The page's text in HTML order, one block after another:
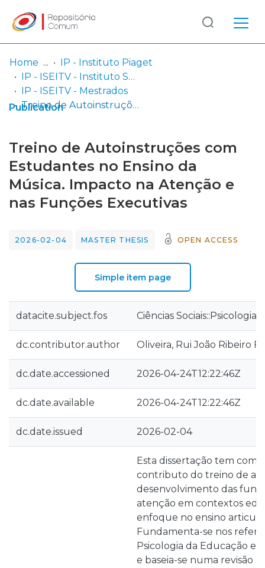
Communities
& Collections
Statistics
Log
In
(current)
Home
IP - Instituto Piaget
IP - ISEITV - Instituto Superior de Estudos Interculturais e Transdisciplinares de Viseu
IP - ISEITV - Mestrados
Treino de Autoinstruções com Estudantes no Ensino da Música. Impacto na Atenção e nas Funções Executivas
Publication
Treino de Autoinstruções com
Estudantes no Ensino da
Música. Impacto na Atenção e
nas Funções Executivas
2026-02-04 MASTER THESIS OPEN ACCESS
Simple item page
datacite.subject.fos Ciências Sociais::Psicologia
dc.contributor.author Oliveira, Rui João Ribeiro
dc.date.accessioned 2026-04-24T12:22:46Z
dc.date.available 2026-04-24T12:22:46Z
dc.date.issued 2026-02-04
Esta dissertação tem
contributo do treino de
desenvolvimento das
atenção em contextos
enfoque no ensino
Fundamenta-se nos
Psicologia da Educação e
e baseia-se numa revisão